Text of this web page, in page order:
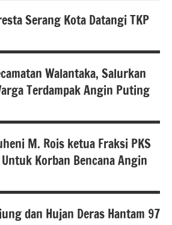
Serang Kota Datangi TKP
Walantaka, Salurkan
Terdampak Angin Puting
M. Rois ketua Fraksi PKS
Korban Bencana Angin
dan Hujan Deras Hantam 97